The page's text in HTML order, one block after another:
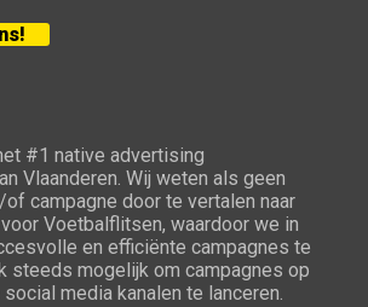
#1 native advertising
Vlaanderen. Wij weten als geen
campagne door te vertalen naar
Voetbalflitsen, waardoor we in
en efficiënte campagnes te
steeds mogelijk om campagnes op
media kanalen te lanceren.